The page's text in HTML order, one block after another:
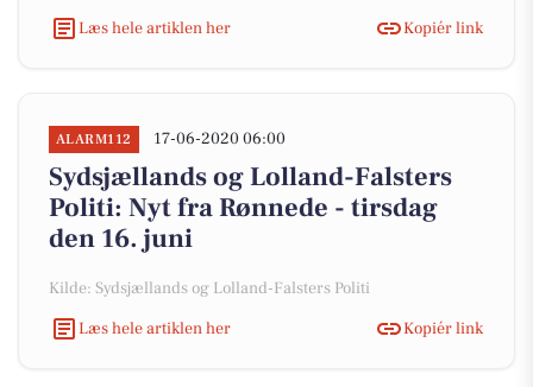
Læs hele artiklen her
Kopiér link
ALARM112 17-06-2020 06:00
Sydsjællands og Lolland-Falsters
Politi: Nyt fra Rønnede - tirsdag
den 16. juni
Kilde: Sydsjællands og Lolland-Falsters Politi
Læs hele artiklen her
Kopiér link